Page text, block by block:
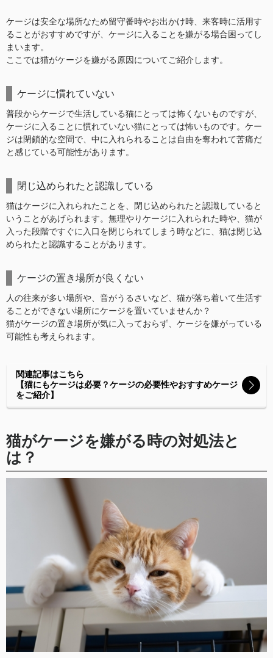
ケージは安全な場所なため留守番時やお出かけ時、来客時に活用す
ることがおすすめですが、ケージに入ることを嫌がる場合困ってし
まいます。
ここでは猫がケージを嫌がる原因についてご紹介します。
ケージに慣れていない
普段からケージで生活している猫にとっては怖くないものですが、
ケージに入ることに慣れていない猫にとっては怖いものです。ケー
ジは閉鎖的な空間で、中に入れられることは自由を奪われて苦痛だ
と感じている可能性があります。
閉じ込められたと認識している
猫はケージに入れられたことを、閉じ込められたと認識していると
いうことがあげられます。無理やりケージに入れられた時や、猫が
入った段階ですぐに入口を閉じられてしまう時などに、猫は閉じ込
められたと認識することがあります。
ケージの置き場所が良くない
人の往来が多い場所や、音がうるさいなど、猫が落ち着いて生活す
ることができない場所にケージを置いていませんか？
猫がケージの置き場所が気に入っておらず、ケージを嫌がっている
可能性も考えられます。
関連記事はこちら
【猫にもケージは必要？ケージの必要性やおすすめケージ
をご紹介】
猫がケージを嫌がる時の対処法と
は？